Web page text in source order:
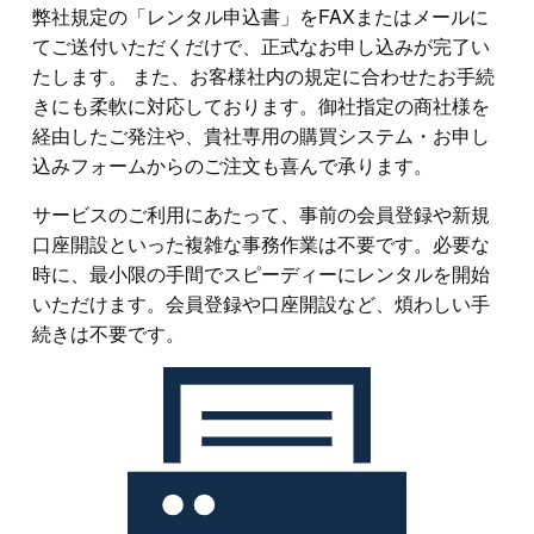
弊社規定の「レンタル申込書」をFAXまたはメールに
てご送付いただくだけで、正式なお申し込みが完了い
たします。 また、お客様社内の規定に合わせたお手続
きにも柔軟に対応しております。御社指定の商社様を
経由したご発注や、貴社専用の購買システム・お申し
込みフォームからのご注文も喜んで承ります。
サービスのご利用にあたって、事前の会員登録や新規
口座開設といった複雑な事務作業は不要です。必要な
時に、最小限の手間でスピーディーにレンタルを開始
いただけます。会員登録や口座開設など、煩わしい手
続きは不要です。